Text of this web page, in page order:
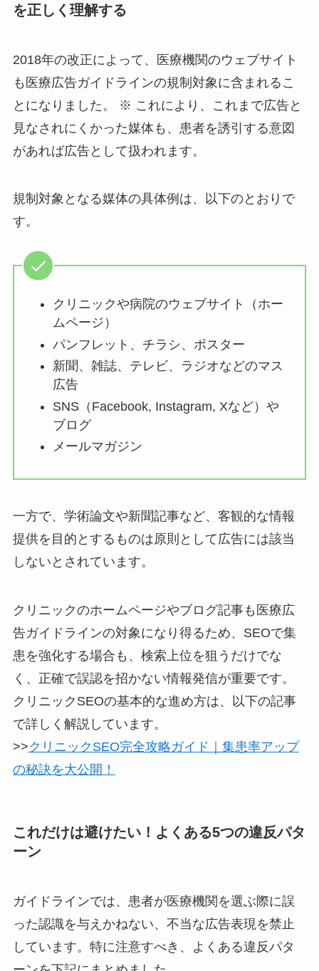
を正しく理解する
2018年の改正によって、医療機関のウェブサイト
も医療広告ガイドラインの規制対象に含まれるこ
とになりました。 ※ これにより、これまで広告と
見なされにくかった媒体も、患者を誘引する意図
があれば広告として扱われます。
規制対象となる媒体の具体例は、以下のとおりで
す。
クリニックや病院のウェブサイト（ホー
ムページ）
パンフレット、チラシ、ポスター
新聞、雑誌、テレビ、ラジオなどのマス
広告
SNS（Facebook, Instagram, Xなど）や
ブログ
メールマガジン
一方で、学術論文や新聞記事など、客観的な情報
提供を目的とするものは原則として広告には該当
しないとされています。
クリニックのホームページやブログ記事も医療広
告ガイドラインの対象になり得るため、SEOで集
患を強化する場合も、検索上位を狙うだけでな
く、正確で誤認を招かない情報発信が重要です。
クリニックSEOの基本的な進め方は、以下の記事
で詳しく解説しています。
>>クリニックSEO完全攻略ガイド｜集患率アップ
の秘訣を大公開！
これだけは避けたい！よくある5つの違反パタ
ーン
ガイドラインでは、患者が医療機関を選ぶ際に誤
った認識を与えかねない、不当な広告表現を禁止
しています。特に注意すべき、よくある違反パタ